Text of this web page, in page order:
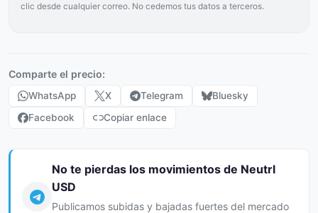
clic desde cualquier correo. No cedemos tus datos a terceros.
Comparte el precio:
WhatsApp X Telegram
Bluesky
Facebook
Copiar enlace
No te pierdas los movimientos de Neutrl
USD
Publicamos subidas y bajadas fuertes del mercado